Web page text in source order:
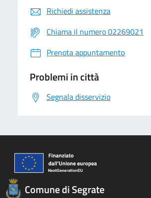
Richiedi assistenza
Chiama il numero 02269021
Prenota appuntamento
Problemi in città
Segnala disservizio
Comune di Segrate